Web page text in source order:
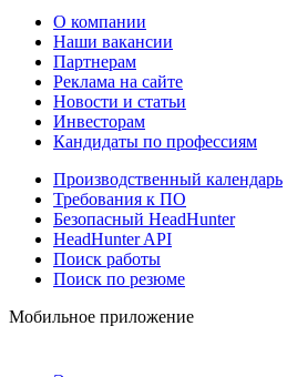
О компании
Наши вакансии
Партнерам
Реклама на сайте
Новости и статьи
Инвесторам
Кандидаты по профессиям
Производственный календарь
Требования к ПО
Безопасный HeadHunter
HeadHunter API
Поиск работы
Поиск по резюме
Мобильное приложение